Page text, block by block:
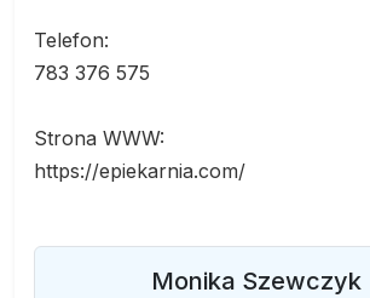
Telefon:
783 376 575
Strona WWW:
https://epiekarnia.com/
Monika Szewczyk